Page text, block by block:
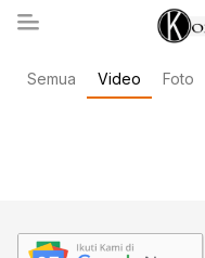
koranntb.com
Semua Video Foto